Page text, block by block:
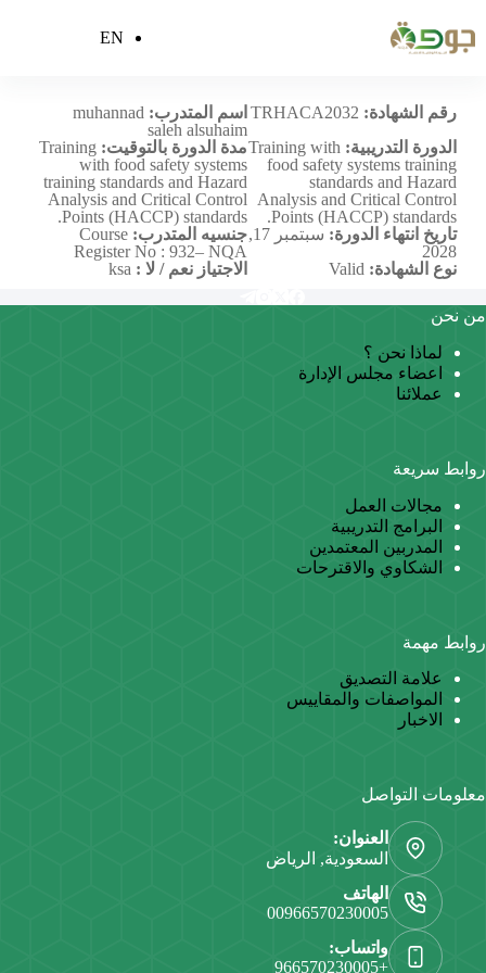
EN
رقم الشهادة: TRHACA2032 اسم المتدرب: muhannad
saleh alsuhaim
الدورة التدريبية: Training with
food safety systems training
standards and Hazard
Analysis and Critical Control
Points (HACCP) standards.
مدة الدورة بالتوقيت: Training
with food safety systems
training standards and Hazard
Analysis and Critical Control
Points (HACCP) standards.
تاريخ انتهاء الدورة:
سبتمبر 17,
2028
جنسيه المتدرب:Course
Register No : 932– NQA
نوع الشهادة: Valid الاجتياز نعم / لا : ksa
من نحن
لماذا نحن ؟
اعضاء مجلس الإدارة
عملائنا
روابط سريعة
مجالات العمل
البرامج التدريبية
المدربين المعتمدين
الشكاوي والاقترحات
روابط مهمة
علامة التصديق
المواصفات والمقاييس
الاخبار
معلومات التواصل
العنوان:
السعودية, الرياض
الهاتف
00966570230005
واتساب:
+966570230005